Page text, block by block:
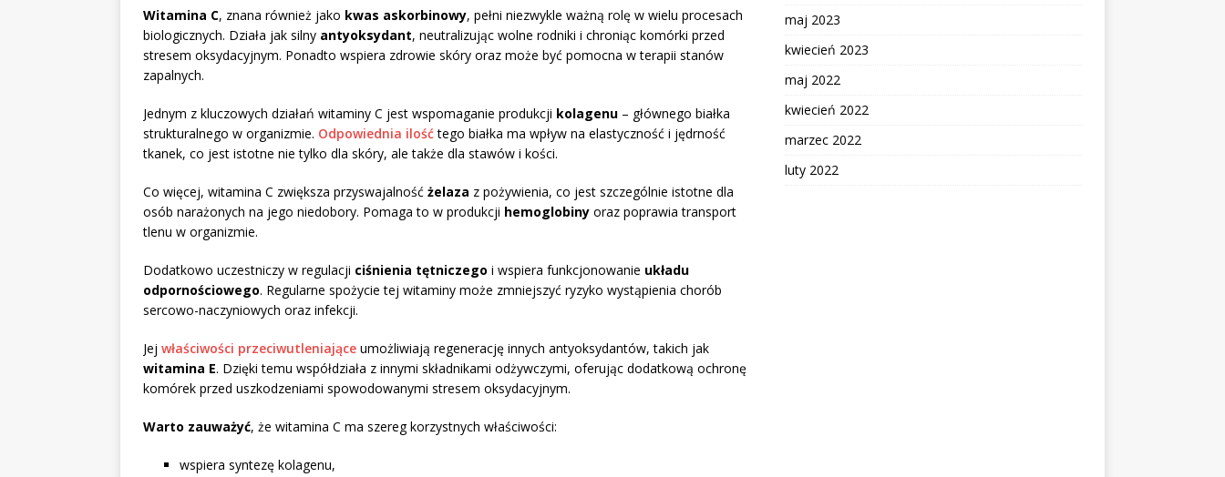
Witamina C, znana również jako kwas askorbinowy, pełni niezwykle ważną rolę w wielu procesach
biologicznych. Działa jak silny antyoksydant, neutralizując wolne rodniki i chroniąc komórki przed
stresem oksydacyjnym. Ponadto wspiera zdrowie skóry oraz może być pomocna w terapii stanów
zapalnych.
Jednym z kluczowych działań witaminy C jest wspomaganie produkcji kolagenu – głównego białka
strukturalnego w organizmie. Odpowiednia ilośćtego białka ma wpływ na elastyczność i jędrność
tkanek, co jest istotne nie tylko dla skóry, ale także dla stawów i kości.
Co więcej, witamina C zwiększa przyswajalność żelaza z pożywienia, co jest szczególnie istotne dla
osób narażonych na jego niedobory. Pomaga to w produkcji hemoglobiny oraz poprawia transport
tlenu w organizmie.
Dodatkowo uczestniczy w regulacji ciśnienia tętniczego i wspiera funkcjonowanie układu
odpornościowego. Regularne spożycie tej witaminy może zmniejszyć ryzyko wystąpienia chorób
sercowo-naczyniowych oraz infekcji.
Jej właściwości przeciwutleniające umożliwiają regenerację innych antyoksydantów, takich jak
witamina E. Dzięki temu współdziała z innymi składnikami odżywczymi, oferując dodatkową ochronę
komórek przed uszkodzeniami spowodowanymi stresem oksydacyjnym.
Warto zauważyć, że witamina C ma szereg korzystnych właściwości:
wspiera syntezę kolagenu,
maj 2023
kwiecień 2023
maj 2022
kwiecień 2022
marzec 2022
luty 2022